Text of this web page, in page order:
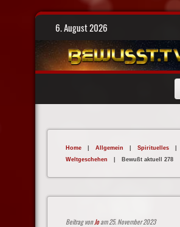
Skip
6. August 2026
Home | Allgemein | Spirituelles
|
Weltgeschehen
| Bewußt aktuell 278
Beitrag vonJoam 25. November 2023